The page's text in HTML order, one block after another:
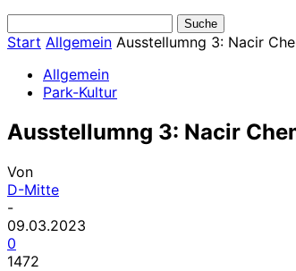
Start Allgemein Ausstellumng 3: Nacir
Allgemein
Park-Kultur
Ausstellumng 3: Nacir
Von
D-Mitte
-
09.03.2023
0
1472